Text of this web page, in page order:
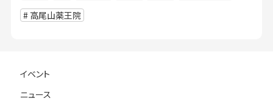
高尾山薬王院
イベント
ニュース